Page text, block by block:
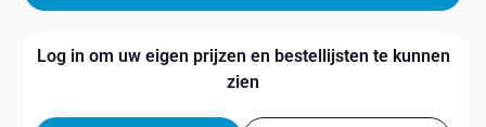
Log in om uw eigen prijzen en bestellijsten te kunnen
zien